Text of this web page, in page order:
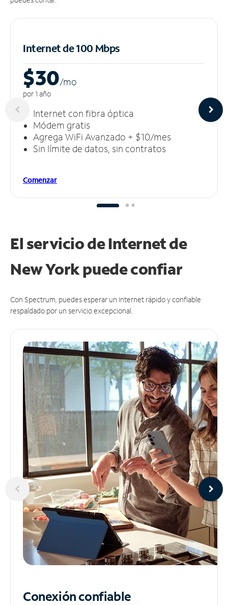
Internet de 100 Mbps
$30/mo
por 1 año
Internet con fibra óptica
Módem gratis
Agrega WiFi Avanzado + $10/mes
Sin límite de datos, sin contratos
Comenzar
El servicio de Internet de
New York puedeconfiar
Con Spectrum, puedes esperar un Internet rápido y confiable
respaldado por un servicio excepcional.
Conexión confiable